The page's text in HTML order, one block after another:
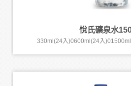
悅氏礦泉水
330ml(24入)0600ml(24入